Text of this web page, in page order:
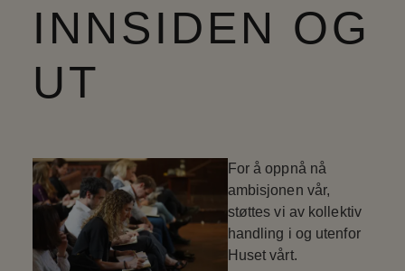
INNSIDEN OG
UT
For å oppnå nå
ambisjonen vår,
støttes vi av kollektiv
handling i og utenfor
Huset vårt.